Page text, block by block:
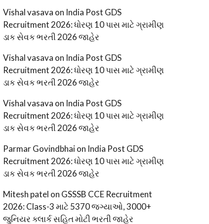
Vishal vasava on India Post GDS
Recruitment 2026: ધોરણ 10 પાસ માટે ગ્રામીણ
ડાક સેવક ભરતી 2026 જાહેર
Vishal vasava on India Post GDS
Recruitment 2026: ધોરણ 10 પાસ માટે ગ્રામીણ
ડાક સેવક ભરતી 2026 જાહેર
Vishal vasava on India Post GDS
Recruitment 2026: ધોરણ 10 પાસ માટે ગ્રામીણ
ડાક સેવક ભરતી 2026 જાહેર
Parmar Govindbhaion India Post GDS
Recruitment 2026: ધોરણ 10 પાસ માટે ગ્રામીણ
ડાક સેવક ભરતી 2026 જાહેર
Mitesh patel on GSSSB CCE Recruitment
2026: Class-3 માટે 5370 જગ્યાઓ, 3000+
જુનિયર ક્લાર્ક સહિત મોટી ભરતી જાહેર